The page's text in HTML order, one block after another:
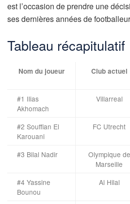
est l’occasion de prendre une
ses dernières années de
Tableau récapitulatif
Nom du joueur Club actuel
#1 Ilias
Akhomach
Villarreal
#2 Souffian El
Karouani
FC Utrecht
#3 Bilal Nadir
Olympique de
Marseille
#4 Yassine
Bounou
Al Hilal